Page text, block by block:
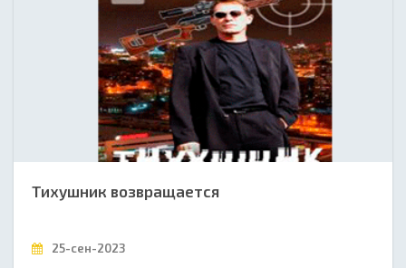
Тихушник возвращается
25-сен-2023